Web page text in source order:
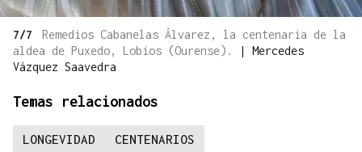
7/7
Remedios Cabanelas Álvarez, la centenaria de la
aldea de Puxedo, Lobios (Ourense).
| Mercedes
Vázquez Saavedra
Temas relacionados
LONGEVIDAD CENTENARIOS